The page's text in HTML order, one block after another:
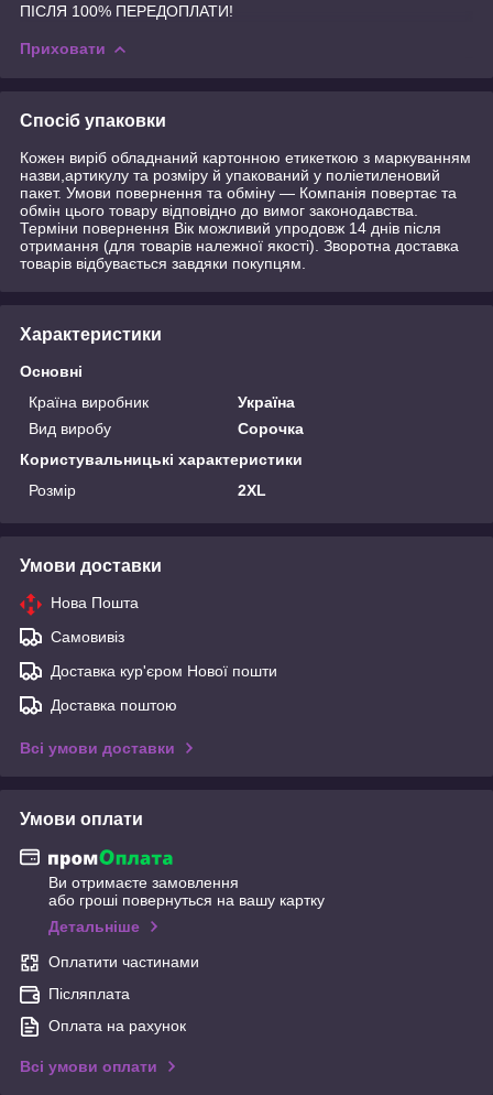
ПІСЛЯ 100% ПЕРЕДОПЛАТИ!
Приховати
Спосіб упаковки
Кожен виріб обладнаний картонною етикеткою з маркуванням
назви,артикулу та розміру й упакований у поліетиленовий
пакет. Умови повернення та обміну — Компанія повертає та
обмін цього товару відповідно до вимог законодавства.
Терміни повернення Вік можливий упродовж 14 днів після
отримання (для товарів належної якості). Зворотна доставка
товарів відбувається завдяки покупцям.
Характеристики
Основні
Країна виробник
Україна
Вид виробу
Сорочка
Користувальницькі характеристики
Розмір
2XL
Умови доставки
Нова Пошта
Самовивіз
Доставка кур'єром Нової пошти
Доставка поштою
Всі умови доставки
Умови оплати
Ви отримаєте замовлення
або гроші повернуться на вашу картку
Детальніше
Оплатити частинами
Післяплата
Оплата на рахунок
Всі умови оплати